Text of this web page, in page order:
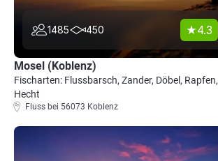
1485 450 4.3
Mosel (Koblenz)
Fischarten: Flussbarsch, Zander, Döbel, Rapfen,
Hecht
Fluss bei 56073 Koblenz